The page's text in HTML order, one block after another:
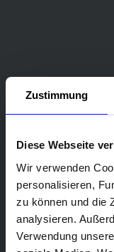
Zustimmung
Diese Webseite
Wir verwenden
personalisieren,
zu können und die
analysieren.
Verwendung